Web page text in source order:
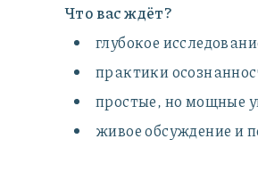
Что вас ждёт?
глубокое
практики
простые, но мощные
живое обсуждение и